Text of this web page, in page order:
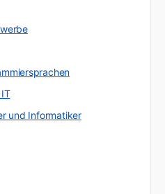
und Informatiker